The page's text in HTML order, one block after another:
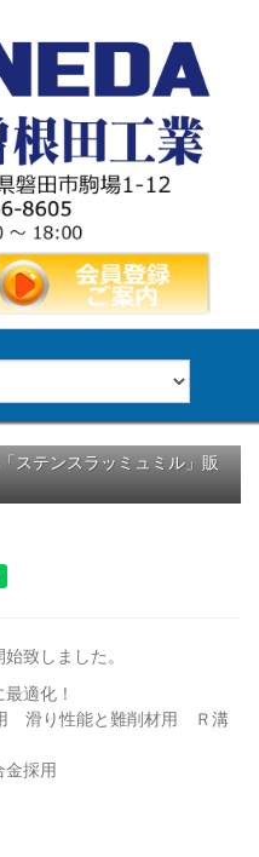
ステンスラッミュミル」販
致しました。
適化！
滑り性能と難削材用 Ｒ溝
金採用